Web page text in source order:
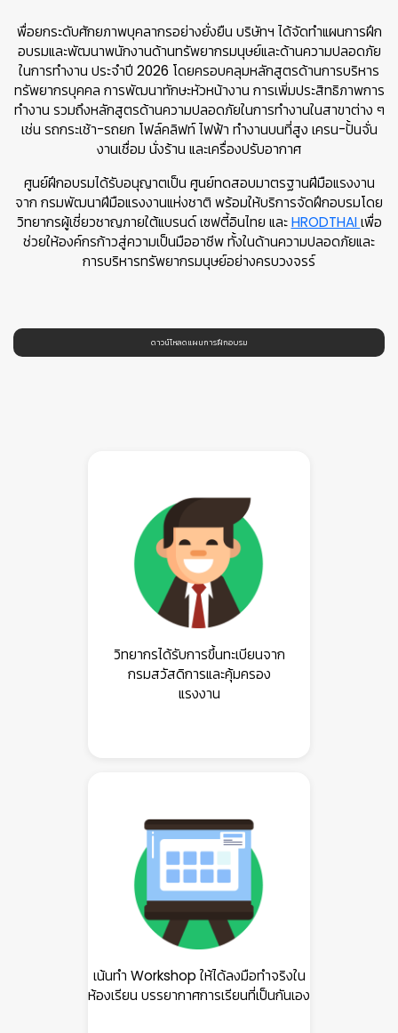
👷
พื่อยกระดับศักยภาพบุคลากรอย่างยั่งยืน บริษัทฯ ได้จัดทำแผนการฝึก
อบรมและพัฒนาพนักงานด้านทรัพยากรมนุษย์และด้านความปลอดภัย
ในการทำงาน ประจำปี 2026 โดยครอบคลุมหลักสูตรด้านการบริหาร
ทรัพยากรบุคคล การพัฒนาทักษะหัวหน้างาน การเพิ่มประสิทธิภาพการ
ทำงาน รวมถึงหลักสูตรด้านความปลอดภัยในการทำงานในสาขาต่าง ๆ
เช่น รถกระเช้า-รถยก โฟล์คลิฟท์ ไฟฟ้า ทำงานบนที่สูง เครน-ปั้นจั่น
งานเชื่อม นั่งร้าน และเครื่องปรับอากาศ
ศูนย์ฝึกอบรมได้รับอนุญาตเป็น ศูนย์ทดสอบมาตรฐานฝีมือแรงงาน
จาก กรมพัฒนาฝีมือแรงงานแห่งชาติ พร้อมให้บริการจัดฝึกอบรมโดย
วิทยากรผู้เชี่ยวชาญภายใต้แบรนด์ เซฟตี้อินไทย และHRODTHAIเพื่อ
ช่วยให้องค์กรก้าวสู่ความเป็นมืออาชีพ ทั้งในด้านความปลอดภัยและ
การบริหารทรัพยากรมนุษย์อย่างครบวงจรร์
ดาวน์โหลดแผนการฝึกอบรม
วิทยากรได้รับการขึ้นทะเบียนจาก
กรมสวัสดิการและคุ้มครอง
แรงงาน
เน้นทำ Workshop ให้ได้ลงมือทำจริงใน
ห้องเรียน บรรยากาศการเรียนที่เป็นกันเอง